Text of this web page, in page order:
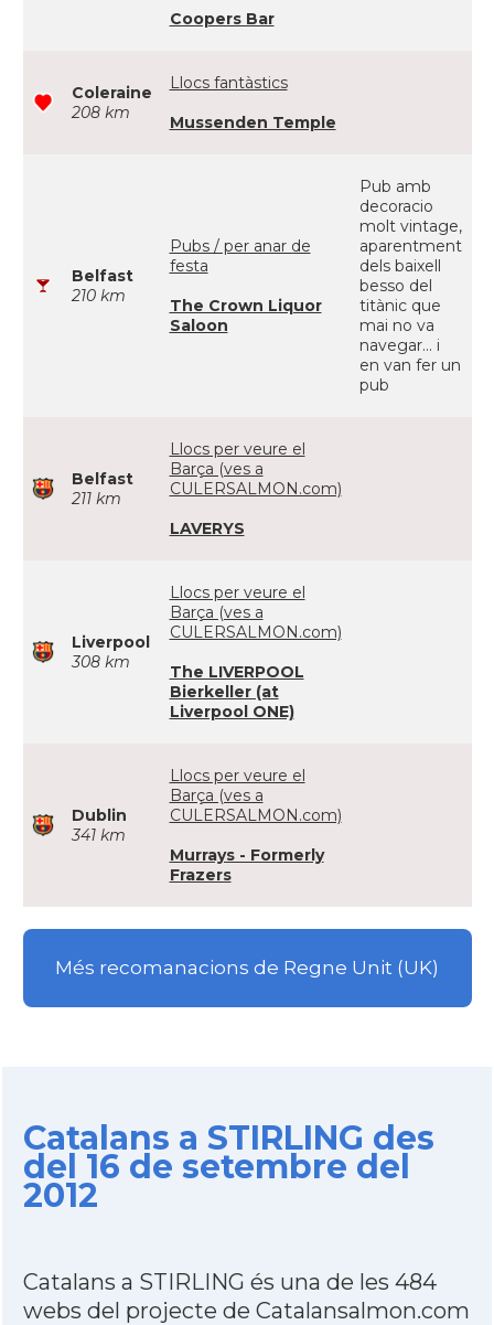
Coopers Bar
Coleraine
208 km
Llocs fantàstics
Mussenden Temple
Belfast
210 km
Pubs / per anar de
festa
The Crown Liquor
Saloon
Pub amb
decoracio
molt vintage,
aparentment
dels baixell
besso del
titànic que
mai no va
navegar... i
en van fer un
pub
Belfast
211 km
Llocs per veure el
Barça (ves a
CULERSALMON.com)
LAVERYS
Liverpool
308 km
Llocs per veure el
Barça (ves a
CULERSALMON.com)
The LIVERPOOL
Bierkeller (at
Liverpool ONE)
Dublin
341 km
Llocs per veure el
Barça (ves a
CULERSALMON.com)
Murrays - Formerly
Frazers
Més recomanacions de Regne Unit (UK)
Catalans a STIRLING des
del 16 de setembre del
2012
Catalans a STIRLING és una de les 484
webs del projecte de Catalansalmon.com